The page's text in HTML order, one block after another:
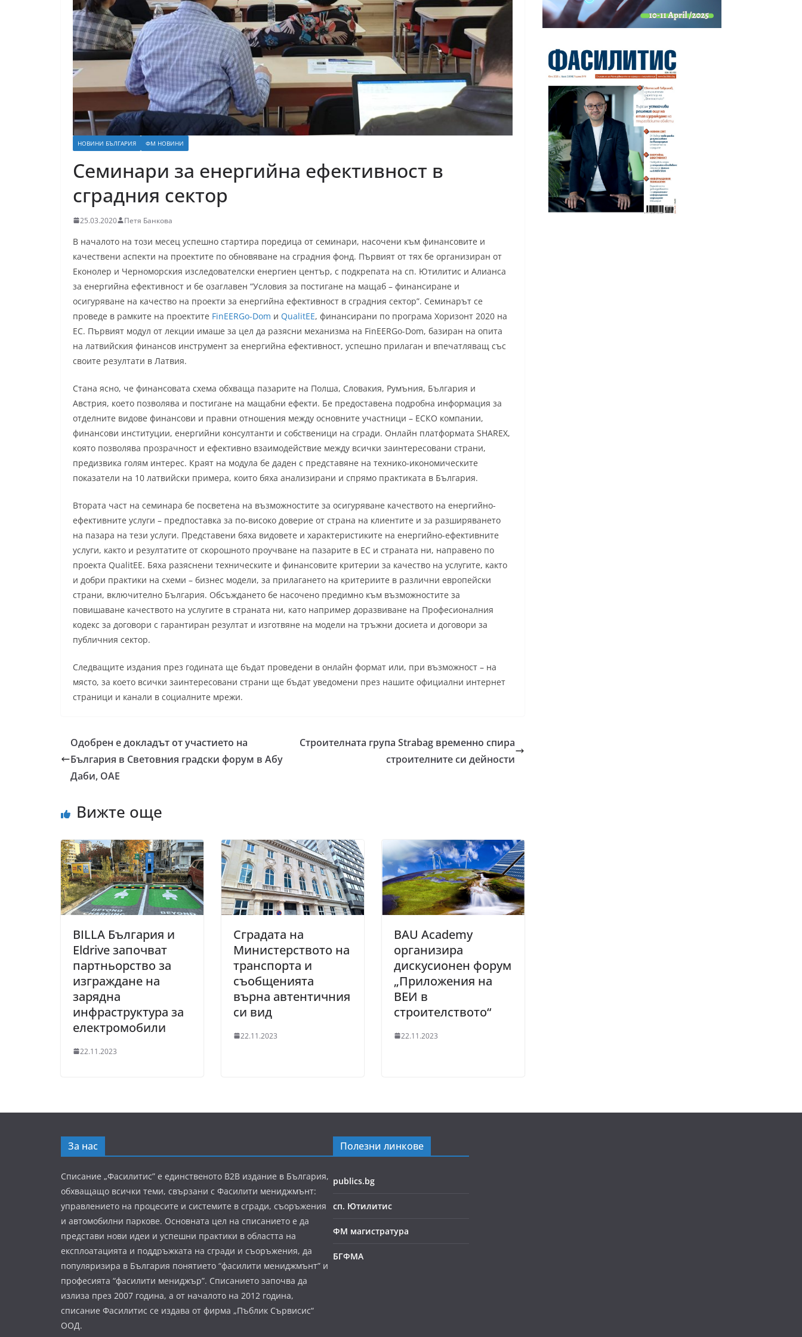
НОВИНИ БЪЛГАРИЯ ФМ НОВИНИ
Семинари за енергийна ефективност в
сградния сектор
25.03.2020 Петя Банкова
В началото на този месец успешно стартира поредица от семинари, насочени към финансовите и
качествени аспекти на проектите по обновяване на сградния фонд. Първият от тях бе организиран от
Еконолер и Черноморския изследователски енергиен център, с подкрепата на сп. Ютилитис и Алианса
за енергийна ефективност и бе озаглавен “Условия за постигане на мащаб – финансиране и
осигуряване на качество на проекти за енергийна ефективност в сградния сектор”. Семинарът се
проведе в рамките на проектите FinEERGo-Dom и QualitEE, финансирани по програма Хоризонт 2020 на
ЕС. Първият модул от лекции имаше за цел да разясни механизма на FinEERGo-Dom, базиран на опита
на латвийския финансов инструмент за енергийна ефективност, успешно прилаган и впечатляващ със
своите резултати в Латвия.
Стана ясно, че финансовата схема обхваща пазарите на Полша, Словакия, Румъния, България и
Австрия, което позволява и постигане на мащабни ефекти. Бе предоставена подробна информация за
отделните видове финансови и правни отношения между основните участници – ЕСКО компании,
финансови институции, енергийни консултанти и собственици на сгради. Онлайн платформата SHAREX,
която позволява прозрачност и ефективно взаимодействие между всички заинтересовани страни,
предизвика голям интерес. Краят на модула бе даден с представяне на технико-икономическите
показатели на 10 латвийски примера, които бяха анализирани и спрямо практиката в България.
Втората част на семинара бе посветена на възможностите за осигуряване качеството на енергийно-
ефективните услуги – предпоставка за по-високо доверие от страна на клиентите и за разширяването
на пазара на тези услуги. Представени бяха видовете и характеристиките на енергийно-ефективните
услуги, както и резултатите от скорошното проучване на пазарите в ЕС и страната ни, направено по
проекта QualitEE. Бяха разяснени техническите и финансовите критерии за качество на услугите, както
и добри практики на схеми – бизнес модели, за прилагането на критериите в различни европейски
страни, включително България. Обсъждането бе насочено предимно към възможностите за
повишаване качеството на услугите в страната ни, като например доразвиване на Професионалния
кодекс за договори с гарантиран резултат и изготвяне на модели на тръжни досиета и договори за
публичния сектор.
Следващите издания през годината ще бъдат проведени в онлайн формат или, при възможност – на
място, за което всички заинтересовани страни ще бъдат уведомени през нашите официални интернет
страници и канали в социалните мрежи.
Одобрен е докладът от участието на
България в Световния градски форум в Абу
Даби, ОАЕ
Строителната група Strabag временно спира
строителните си дейности
Вижте още
BILLA България и
Eldrive започват
партньорство за
изграждане на
зарядна
инфраструктура за
електромобили
22.11.2023
Сградата на
Министерството на
транспорта и
съобщенията
върна автентичния
си вид
22.11.2023
BAU Academy
организира
дискусионен форум
„Приложения на
ВЕИ в
строителството“
22.11.2023
За нас
Списание „Фасилитис” е единственото B2B издание в България,
обхващащо всички теми, свързани с Фасилити мениджмънт:
управлението на процесите и системите в сгради, съоръжения
и автомобилни паркове. Основната цел на списанието е да
представи нови идеи и успешни практики в областта на
експлоатацията и поддръжката на сгради и съоръжения, да
популяризира в България понятието “фасилити мениджмънт” и
професията “фасилити мениджър”. Списанието започва да
излиза през 2007 година, а от началото на 2012 година,
списание Фасилитис се издава от фирма „Пъблик Сървисис“
ООД.
Полезни линкове
publics.bg
сп. Ютилитис
ФМ магистратура
БГФМА